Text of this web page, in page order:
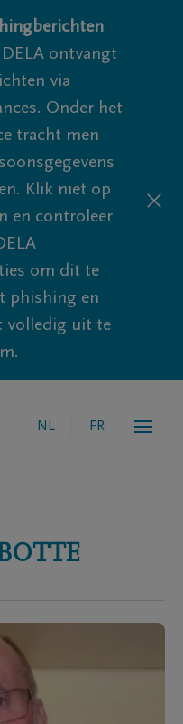
DELA ontvangt
via
Onder het
tracht men
Klik niet op
en controleer
om dit te
phishing en
volledig uit te
NL FR